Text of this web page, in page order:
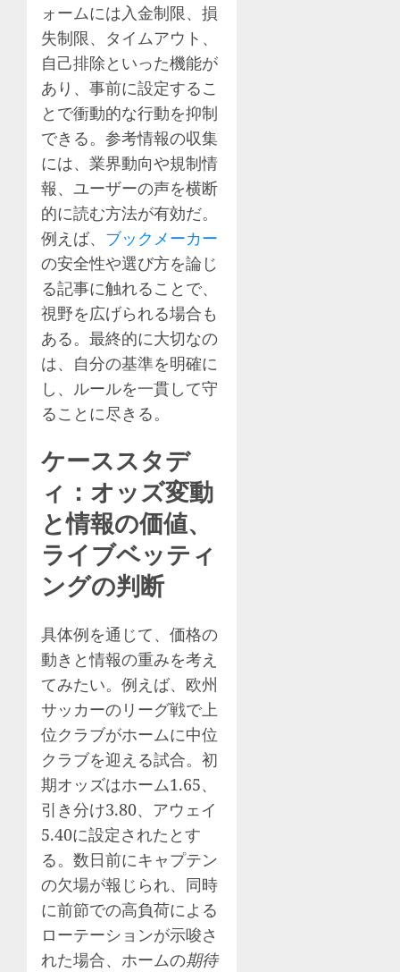
ォームには入金制限、損
失制限、タイムアウト、
自己排除といった機能が
あり、事前に設定するこ
とで衝動的な行動を抑制
できる。参考情報の収集
には、業界動向や規制情
報、ユーザーの声を横断
的に読む方法が有効だ。
例えば、 ブックメーカー
の安全性や選び方を論じ
る記事に触れることで、
視野を広げられる場合も
ある。最終的に大切なの
は、自分の基準を明確に
し、ルールを一貫して守
ることに尽きる。
ケーススタデ
ィ：オッズ変動
と情報の価値、
ライブベッティ
ングの判断
具体例を通じて、価格の
動きと情報の重みを考え
てみたい。例えば、欧州
サッカーのリーグ戦で上
位クラブがホームに中位
クラブを迎える試合。初
期オッズはホーム1.65、
引き分け3.80、アウェイ
5.40に設定されたとす
る。数日前にキャプテン
の欠場が報じられ、同時
に前節での高負荷による
ローテーションが示唆さ
れた場合、ホームの期待